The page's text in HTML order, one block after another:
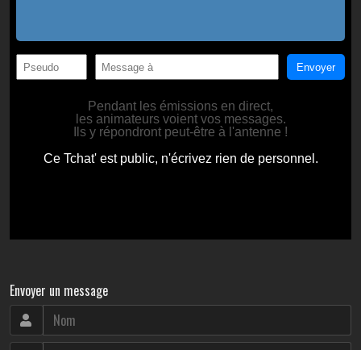
Envoyer un message